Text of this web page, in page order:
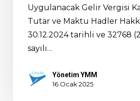
Uygulanacak Gelir Vergisi
Tutar ve Maktu Hadler
30.12.2024 tarihli ve 32768
sayılı…
Yönetim YMM
16 Ocak 2025